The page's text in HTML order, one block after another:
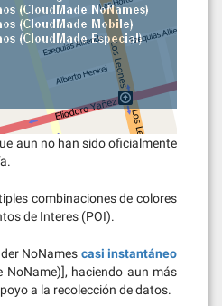
aun no han sido oficialmente
combinaciones de colores
de Interes (POI).
NoNames casi instantáneo
NoName)], haciendo aun más
a la recolección de datos.